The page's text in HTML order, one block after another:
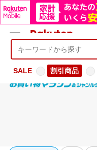
ようこそ 楽天市場へ ログイン
SALE 割引商品